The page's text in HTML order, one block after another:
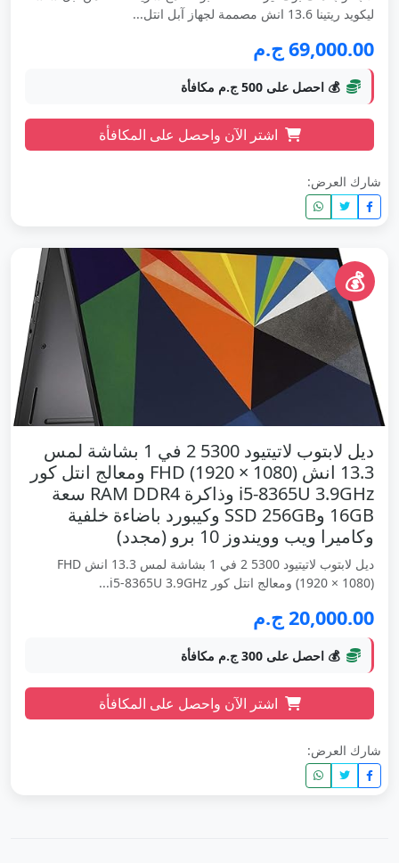
ليكويد ريتينا 13.6 انش مصممة لجهاز آبل انتل...
69,000.00 ج.م
💰 احصل على 500 ج.م مكافأة
اشتر الآن واحصل على المكافأة
شارك العرض:
💰
ديل لابتوب لاتيتيود 5300 2 في 1 بشاشة لمس
13.3 انش FHD (1920 × 1080) ومعالج انتل كور
i5-8365U 3.9GHz وذاكرة RAM DDR4 سعة
16GB وSSD 256GB وكيبورد باضاءة خلفية
وكاميرا ويب وويندوز 10 برو (مجدد)
ديل لابتوب لاتيتيود 5300 2 في 1 بشاشة لمس 13.3 انش FHD
(1920 × 1080) ومعالج انتل كور i5-8365U 3.9GHz...
20,000.00 ج.م
💰 احصل على 300 ج.م مكافأة
اشتر الآن واحصل على المكافأة
شارك العرض: